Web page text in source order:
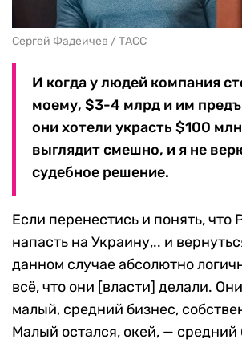
Сергей Фадеичев / ТАСС
И когда у людей компания
моему, $3-4 млрд и им
они хотели украсть $100
выглядит смешно, и я не
судебное решение.
Если перенестись и понять, что
напасть на Украину,.. и
данном случае абсолютно
всё, что они [власти] делали.
малый, средний бизнес,
Малый остался, окей, — средний